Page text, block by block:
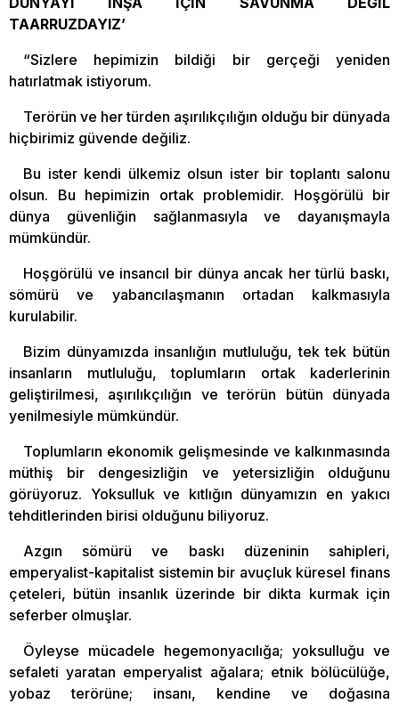
TAARRUZDAYIZ’
“Sizlere hepimizin bildiği bir gerçeği yeniden
hatırlatmak istiyorum.
Terörün ve her türden aşırılıkçılığın olduğu bir dünyada
hiçbirimiz güvende değiliz.
Bu ister kendi ülkemiz olsun ister bir toplantı salonu
olsun. Bu hepimizin ortak problemidir. Hoşgörülü bir
dünya güvenliğin sağlanmasıyla ve dayanışmayla
mümkündür.
Hoşgörülü ve insancıl bir dünya ancak her türlü baskı,
sömürü ve yabancılaşmanın ortadan kalkmasıyla
kurulabilir.
Bizim dünyamızda insanlığın mutluluğu, tek tek bütün
insanların mutluluğu, toplumların ortak kaderlerinin
geliştirilmesi, aşırılıkçılığın ve terörün bütün dünyada
yenilmesiyle mümkündür.
Toplumların ekonomik gelişmesinde ve kalkınmasında
müthiş bir dengesizliğin ve yetersizliğin olduğunu
görüyoruz. Yoksulluk ve kıtlığın dünyamızın en yakıcı
tehditlerinden birisi olduğunu biliyoruz.
Azgın sömürü ve baskı düzeninin sahipleri,
emperyalist-kapitalist sistemin bir avuçluk küresel finans
çeteleri, bütün insanlık üzerinde bir dikta kurmak için
seferber olmuşlar.
Öyleyse mücadele hegemonyacılığa; yoksulluğu ve
sefaleti yaratan emperyalist ağalara; etnik bölücülüğe,
yobaz terörüne; insanı, kendine ve doğasına